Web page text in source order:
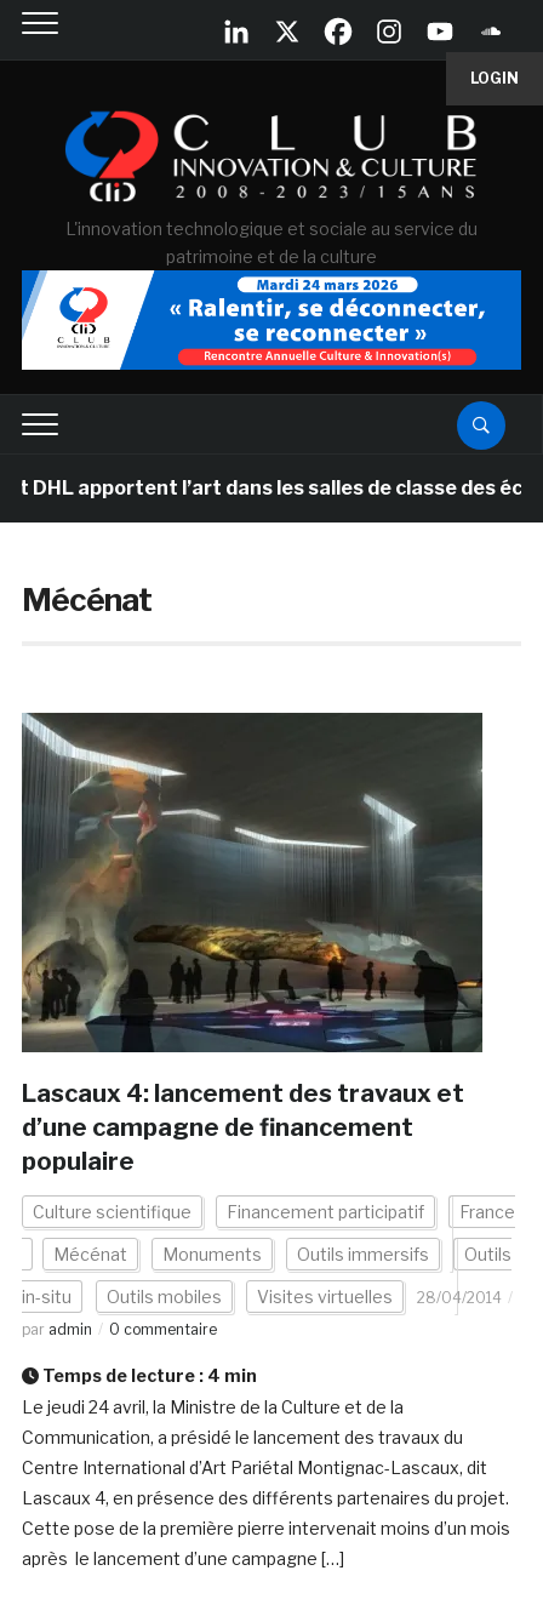
LOGIN
L'innovation technologique et sociale au service du
patrimoine et de la culture
l’art dans les salles de classe des écoles
Mécénat
Lascaux 4: lancement des travaux et
d’une campagne de financement
populaire
Culture scientifique Financement participatif France
Mécénat Monuments Outils immersifs Outils
in-situ Outils mobiles Visites virtuelles
28/04/2014
par admin 0 commentaire
Temps de lecture : 4 min
Le jeudi 24 avril, la Ministre de la Culture et de la
Communication, a présidé le lancement des travaux du
Centre International d’Art Pariétal Montignac-Lascaux, dit
Lascaux 4, en présence des différents partenaires du projet.
Cette pose de la première pierre intervenait moins d’un mois
après le lancement d’une campagne […]